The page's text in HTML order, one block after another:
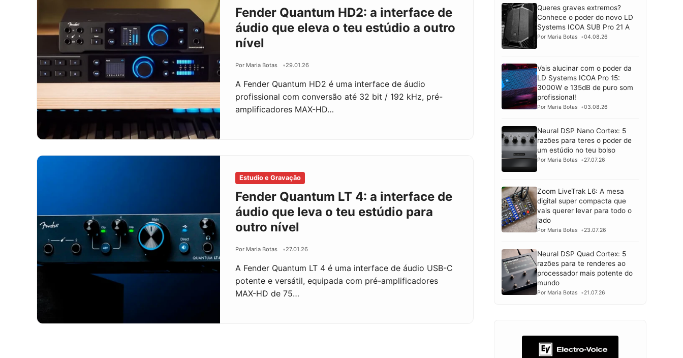
Fender Quantum HD2: a interface de
áudio que eleva o teu estúdio a outro
nível
Por Maria Botas 29.01.26
A Fender Quantum HD2 é uma interface de áudio
profissional com conversão até 32 bit / 192 kHz, pré-
amplificadores MAX-HD…
Estudio e Gravação
Fender Quantum LT 4: a interface de
áudio que leva o teu estúdio para
outro nível
Por Maria Botas 27.01.26
A Fender Quantum LT 4 é uma interface de áudio USB-C
potente e versátil, equipada com pré-amplificadores
MAX-HD de 75…
Queres graves extremos?
Conhece o poder do novo LD
Systems ICOA SUB Pro 21 A
Por Maria Botas 04.08.26
Vais alucinar com o poder da
LD Systems ICOA Pro 15:
3000W e 135dB de puro som
profissional!
Por Maria Botas 03.08.26
Neural DSP Nano Cortex: 5
razões para teres o poder de
um estúdio no teu bolso
Por Maria Botas 27.07.26
Zoom LiveTrak L6: A mesa
digital super compacta que
vais querer levar para todo o
lado
Por Maria Botas 23.07.26
Neural DSP Quad Cortex: 5
razões para te renderes ao
processador mais potente do
mundo
Por Maria Botas 21.07.26